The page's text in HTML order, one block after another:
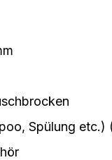
Spülung etc.)